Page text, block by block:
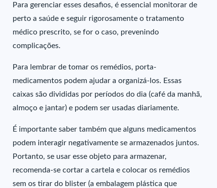
Para gerenciar esses desafios, é essencial monitorar de
perto a saúde e seguir rigorosamente o tratamento
médico prescrito, se for o caso, prevenindo
complicações.
Para lembrar de tomar os remédios, porta-
medicamentos podem ajudar a organizá-los. Essas
caixas são divididas por períodos do dia (café da manhã,
almoço e jantar) e podem ser usadas diariamente.
É importante saber também que alguns medicamentos
podem interagir negativamente se armazenados juntos.
Portanto, se usar esse objeto para armazenar,
recomenda-se cortar a cartela e colocar os remédios
sem os tirar do blister (a embalagem plástica que